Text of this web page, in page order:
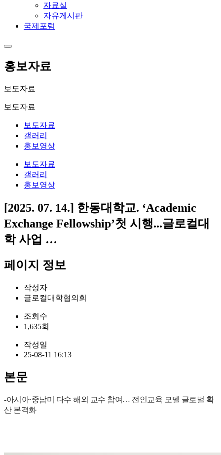
자료실
자유게시판
국제포럼
홍보자료
보도자료
보도자료
보도자료
갤러리
홍보영상
보도자료
갤러리
홍보영상
[2025. 07. 14.] 한동대학교. ‘Academic
Exchange Fellowship’첫 시행...글로컬대
학 사업 …
페이지 정보
작성자
글로컬대학협의회
조회수
1,635회
작성일
25-08-11 16:13
본문
-아시아·중남미 다수 해외 교수 참여… 전인교육 모델 글로벌 확
산 본격화